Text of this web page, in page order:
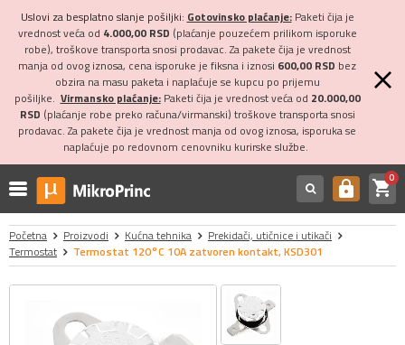
Uslovi za besplatno slanje pošiljki: Gotovinsko plaćanje:Paketi čija je
vrednost veća od 4.000,00 RSD (plaćanje pouzećem prilikom isporuke
robe), troškove transporta snosi prodavac. Za pakete čija je vrednost
manja od ovog iznosa, cena isporuke je fiksna i iznosi 600,00 RSD bez
obzira na masu paketa i naplaćuje se kupcu po prijemu
pošiljke. Virmansko plaćanje:Paketi čija je vrednost veća od 20.000,00
RSD (plaćanje robe preko računa/virmanski) troškove transporta snosi
prodavac. Za pakete čija je vrednost manja od ovog iznosa, isporuka se
naplaćuje po redovnom cenovniku kurirske službe.
https shopping_cart0
Početna Proizvodi Kućna tehnika
Prekidači, utičnice i utikači
Termostat
Termostat 120°C 10A zatvoren kontakt, KSD301